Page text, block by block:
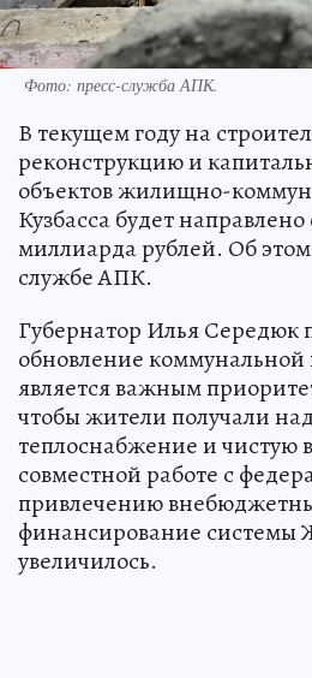
Фото: пресс-служба АПК.
В текущем году на
реконструкцию и
объектов жилищно-
Кузбасса будет
миллиарда рублей. Об
службе АПК.
Губернатор Илья Середюк
обновление
является важным
чтобы жители получали
теплоснабжение и чистую
совместной работе с
привлечению
финансирование системы
увеличилось.